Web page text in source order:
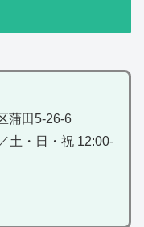
蒲田5-26-6
土・日・祝 12:00-